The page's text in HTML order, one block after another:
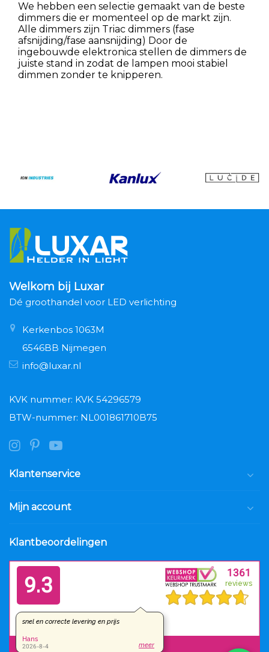
We hebben een selectie gemaakt van de beste
dimmers die er momenteel op de markt zijn.
Alle dimmers zijn Triac dimmers (fase
afsnijding/fase aansnijding) Door de
ingebouwde elektronica stellen de dimmers de
juiste stand in zodat de lampen mooi stabiel
dimmen zonder te knipperen.
Welkom bij Luxar
Dé groothandel voor LED verlichting
Kerkenbos 1063M
6546BB Nijmegen
info@luxar.nl
KVK nummer: KVK 54296579
BTW-nummer: NL001861710B75
Klantenservice
Mijn account
Klantbeoordelingen